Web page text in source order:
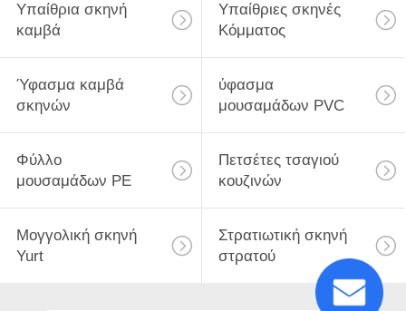
Υπαίθρια σκηνή
καμβά
Υπαίθριες σκηνές
Κόμματος
Ύφασμα καμβά
σκηνών
ύφασμα
μουσαμάδων PVC
Φύλλο
μουσαμάδων PE
Πετσέτες τσαγιού
κουζινών
Μογγολική σκηνή
Yurt
Στρατιωτική σκηνή
στρατού